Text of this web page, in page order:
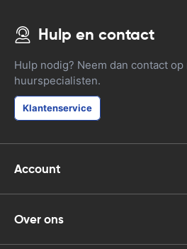
Hulp en contact
Hulp nodig? Neem dan contact op
huurspecialisten.
Klantenservice
Account
Over ons